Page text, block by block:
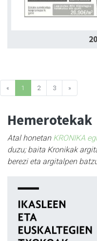
« 1 2 3 »
Hemerotekak
Atal honetan KRONIKA
duzu; baita Kronikak
berezi eta argitalpen